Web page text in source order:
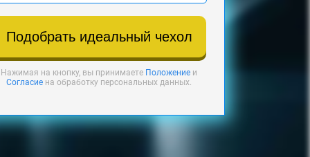
Подобрать идеальный чехол
Нажимая на кнопку, вы принимаете Положение и
Согласие на обработку персональных данных.